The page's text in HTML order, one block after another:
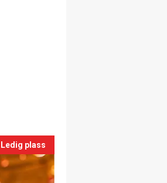
Ledig plass